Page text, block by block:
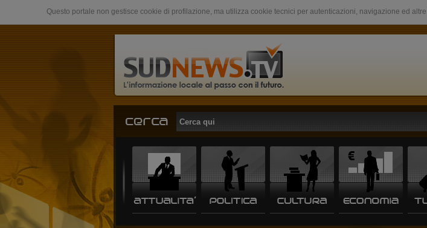
Questo portale non gestisce cookie di profilazione, ma utilizza cookie tecnici per autenticazioni, navigazione ed